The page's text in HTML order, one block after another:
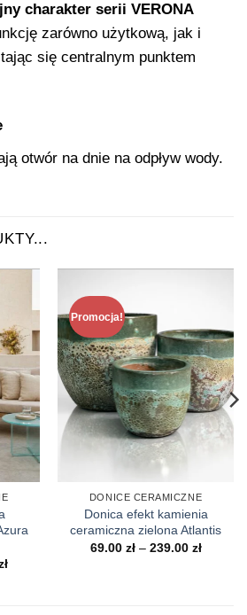
charakter serii VERONA
zarówno użytkową, jak i
się centralnym punktem
otwór na dnie na odpływ wody.
Zakres
Promocja!
DONICE CERAMICZNE
Donica efekt kamienia
ceramiczna zielona Atlantis
69.00 zł – 239.00 złZakres